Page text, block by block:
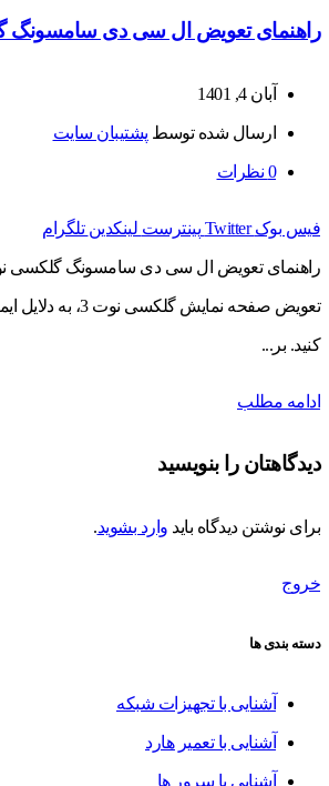
راهنمای تعویض ال سی دی سامسونگ
آبان 4, 1401
ارسال شده توسط پشتیبان سایت
0 نظرات
فیس بوک Twitter پینترست لینکدین تلگرام
تعویض صفحه نمایش
کنید. بر...
ادامه مطلب
دیدگاهتان را بنویسید
برای نوشتن دیدگاه باید وارد بشوید.
خروج
دسته بندی ها
آشنایی با تجهیزات شبکه
آشنایی با تعمیر هارد
آشنایی با سرور ها